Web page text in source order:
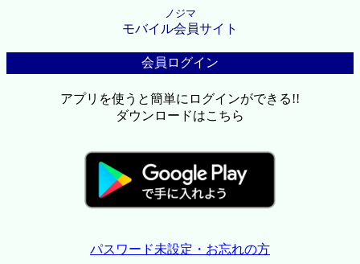
ノジマ
モバイル会員サイト
会員ログイン
アプリを使うと簡単にログインができる!!
ダウンロードはこちら
パスワード未設定・お忘れの方